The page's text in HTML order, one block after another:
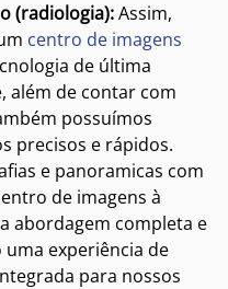
(radiologia):Assim,
centro de imagens
de última
além de contar com
possuímos
precisos e rápidos.
e panoramicas com
de imagens à
abordagem completa e
experiência de
para nossos